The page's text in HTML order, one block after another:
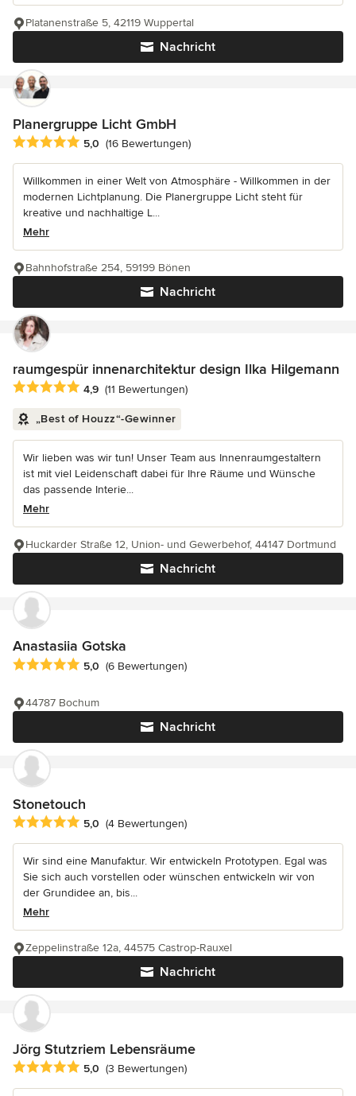
Nachricht
Platanenstraße 5, 42119 Wuppertal
Planergruppe Licht GmbH
Durchschnittliche Bewertung: 5 von 5 Sternen
5,0 (16 Bewertungen)
Willkommen in einer Welt von Atmosphäre - Willkommen in der
modernen Lichtplanung. Die Planergruppe Licht steht für
kreative und nachhaltige L...
Mehr
Nachricht
Bahnhofstraße 254, 59199 Bönen
raumgespür innenarchitektur design Ilka Hilgemann
Durchschnittliche Bewertung: 4.9 von 5 Sternen
4,9 (11 Bewertungen)
„Best of Houzz“-Gewinner
Wir lieben was wir tun! Unser Team aus Innenraumgestaltern
ist mit viel Leidenschaft dabei für Ihre Räume und Wünsche
das passende Interie...
Mehr
Nachricht
Huckarder Straße 12, Union- und Gewerbehof, 44147 Dortmund
Anastasiia Gotska
Durchschnittliche Bewertung: 5 von 5 Sternen
5,0 (6 Bewertungen)
Nachricht
44787 Bochum
Stonetouch
Durchschnittliche Bewertung: 5 von 5 Sternen
5,0 (4 Bewertungen)
Wir sind eine Manufaktur. Wir entwickeln Prototypen. Egal was
Sie sich auch vorstellen oder wünschen entwickeln wir von
der Grundidee an, bis...
Mehr
Nachricht
Zeppelinstraße 12a, 44575 Castrop-Rauxel
Jörg Stutzriem Lebensräume
Durchschnittliche Bewertung: 5 von 5 Sternen
5,0 (3 Bewertungen)